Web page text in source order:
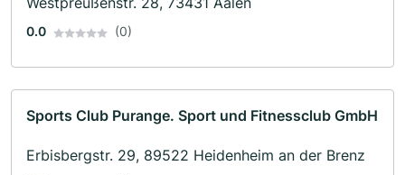
0.0 (0)
Sports Club Purange. Sport und Fitnessclub GmbH
Erbisbergstr. 29, 89522 Heidenheim an der Brenz